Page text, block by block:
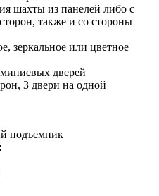
шахты из панелей либо с
также и со стороны
зеркальное или цветное
дверей
3 двери на одной
подъемник